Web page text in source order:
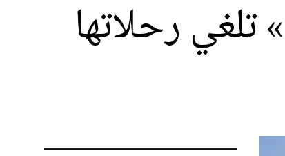
تلغي رحلاتها